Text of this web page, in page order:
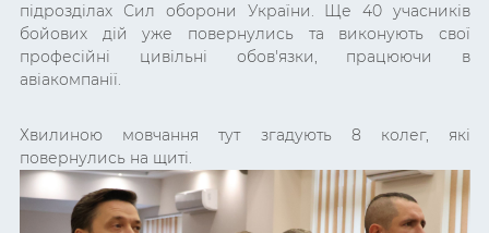
підрозділах Сил оборони України. Ще 40 учасників
бойових дій уже повернулись та виконують свої
професійні цивільні обов'язки, працюючи в
авіакомпанії.
Хвилиною мовчання тут згадують 8 колег, які
повернулись на щиті.